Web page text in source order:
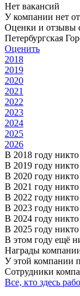
Нет вакансий
У компании нет
Оценки и отзывы
Петербургская
Оценить
2018
2019
2020
2021
2022
2023
2024
2025
2026
В 2018 году
В 2019 году
В 2020 году
В 2021 году
В 2022 году
В 2023 году
В 2024 году
В 2025 году
В этом году ещё
Награды
У этой компании
Сотрудники
Все, кто здесь